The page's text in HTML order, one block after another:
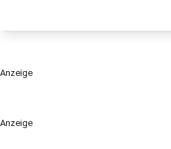
Anzeige
Anzeige